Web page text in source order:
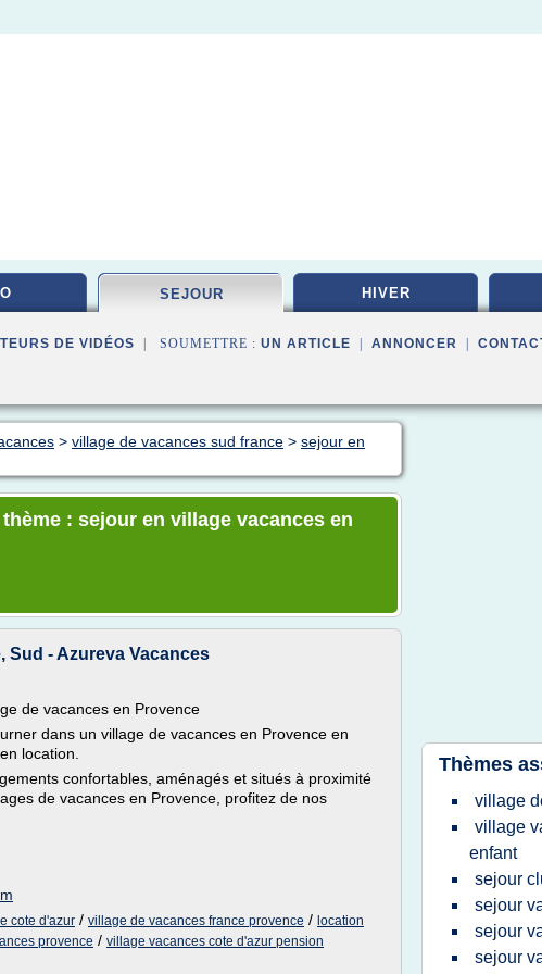
SEJOUR HIVER
DE VIDÉOS | SOUMETTRE : UN ARTICLE ANNONCER
> village de vacances sud france > sejour en
: sejour en village vacances en
Sud - Azureva Vacances
de vacances en Provence
dans un village de vacances en Provence en
location.
confortables, aménagés et situés à proximité
de vacances en Provence, profitez de nos
cote d'azur / village de vacances france provence / location
provence / village vacances cote d'azur pension
Thèmes
village
village
enfant
sejour
sejour
sejour
sejour